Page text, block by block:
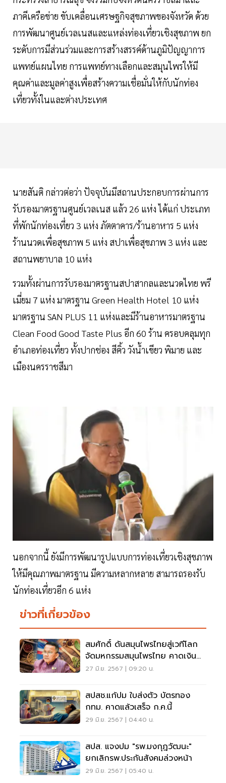
ภาคีเครือข่าย ขับเคลื่อนเศรษฐกิจสุขภาพของจังหวัด ด้วย
การพัฒนาศูนย์เวลเนสและแหล่งท่องเที่ยวเชิงสุขภาพ ยก
ระดับการมีส่วนร่วมและการสร้างสรรค์ด้านภูมิปัญญาการ
แพทย์แผนไทย การแพทย์ทางเลือกและสมุนไพรให้มี
คุณค่าและมูลค่าสูงเพื่อสร้างความเชื่อมั่นให้กับนักท่อง
เที่ยวทั้งในและต่างประเทศ
นายสันติ กล่าวต่อว่า ปัจจุบันมีสถานประกอบการผ่านการ
รับรองมาตรฐานศูนย์เวลเนส แล้ว 26 แห่ง ได้แก่ ประเภท
ที่พักนักท่องเที่ยว 3 แห่ง ภัตตาคาร/ร้านอาหาร 5 แห่ง
ร้านนวดเพื่อสุขภาพ 5 แห่ง สปาเพื่อสุขภาพ 3 แห่ง และ
สถานพยาบาล 10 แห่ง
รวมทั้งผ่านการรับรองมาตรฐานสปาสากลและนวดไทย พรี
เมี่ยม 7 แห่ง มาตรฐาน Green Health Hotel 10 แห่ง
มาตรฐาน SAN PLUS 11 แห่งและมีร้านอาหารมาตรฐาน
Clean Food Good Taste Plus อีก 60 ร้าน ครอบคลุมทุก
อำเภอท่องเที่ยว ทั้งปากช่อง สีคิ้ว วังน้ำเขียว พิมาย และ
เมืองนครราชสีมา
นอกจากนี้ ยังมีการพัฒนารูปแบบการท่องเที่ยวเชิงสุขภาพ
ให้มีคุณภาพมาตรฐาน มีความหลากหลาย สามารถรองรับ
นักท่องเที่ยวอีก 6 แห่ง
ข่าวที่เกี่ยวข้อง
สมศักดิ์ ดันสมุนไพรไทยสู่เวทีโลก
จัดมหกรรมสมุนไพรไทย คาดเงิน
สะพัด 300 ล้าน
27 มิ.ย. 2567 | 09:20 น.
สปสช.แก้ปม ใบส่งตัว บัตรทอง
กทม. คาดแล้วเสร็จ ก.ค.นี้
29 มิ.ย. 2567 | 04:40 น.
สปส. แจงปม "รพ.มงกุฎวัฒนะ"
ยกเลิกรพ.ประกันสังคมล่วงหน้า
29 มิ.ย. 2567 | 05:40 น.